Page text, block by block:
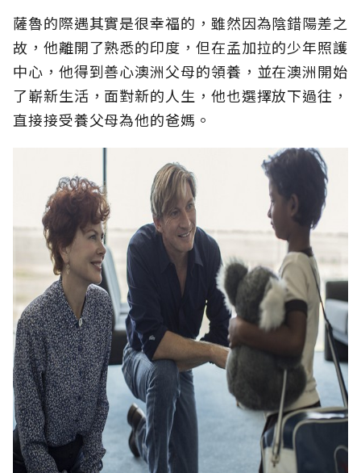
薩魯的際遇其實是很幸福的，雖然因為陰錯陽差之
故，他離開了熟悉的印度，但在孟加拉的少年照護
中心，他得到善心澳洲父母的領養，並在澳洲開始
了嶄新生活，面對新的人生，他也選擇放下過往，
直接接受養父母為他的爸媽。